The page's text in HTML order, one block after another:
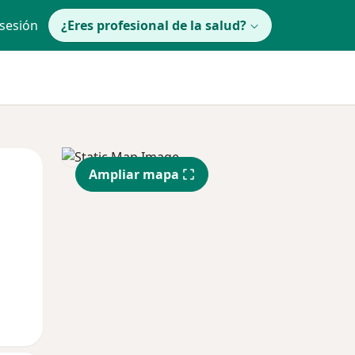
¿Eres profesional de la salud?
Mié
12 Ago
Jue
13 Ago
Ampliar mapa